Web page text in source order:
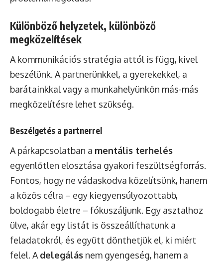
Különböző helyzetek, különböző
megközelítések
A kommunikációs stratégia attól is függ, kivel
beszélünk. A partnerünkkel, a gyerekekkel, a
barátainkkal vagy a munkahelyünkön más-más
megközelítésre lehet szükség.
Beszélgetés a partnerrel
A párkapcsolatban a mentális terhelés
egyenlőtlen elosztása gyakori feszültségforrás.
Fontos, hogy ne vádaskodva közelítsünk, hanem
a közös célra – egy kiegyensúlyozottabb,
boldogabb életre – fókuszáljunk. Egy asztalhoz
ülve, akár egy listát is összeállíthatunk a
feladatokról, és együtt dönthetjük el, ki miért
felel. A delegálás nem gyengeség, hanem a